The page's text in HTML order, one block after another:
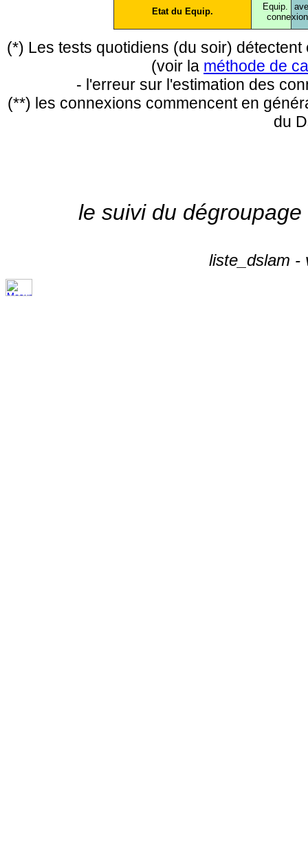
Etat du Equip.
Equip.
conne
(*) Les tests quotidiens (du soir)
(voir la méthode de
- l'erreur sur l'estimation des
(**) les connexions commencent en
du
le suivi du
liste_dslam -